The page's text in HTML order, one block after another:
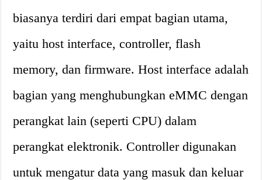
biasanya terdiri dari empat bagian utama,
yaitu host interface, controller, flash
memory, dan firmware. Host interface adalah
bagian yang menghubungkan eMMC dengan
perangkat lain (seperti CPU) dalam
perangkat elektronik. Controller digunakan
untuk mengatur data yang masuk dan keluar